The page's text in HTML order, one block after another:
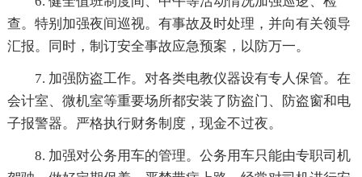
查。特别加强夜间巡视。有事故及时处理，并向有关领导
汇报。同时，制订安全事故应急预案，以防万一。
7. 加强防盗工作。对各类电教仪器设有专人保管。在
会计室、微机室等重要场所都安装了防盗门、防盗窗和电
子报警器。严格执行财务制度，现金不过夜。
8. 加强对公务用车的管理。公务用车只能由专职司机